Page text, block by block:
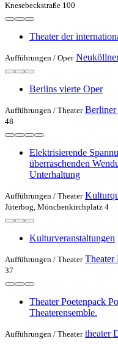
Knesebeckstraße 100
Theater der
Aufführungen / Oper
Berlins vierte Oper
Aufführungen / Theater
48
Elektrisierende
überraschenden
Unterhaltung
Aufführungen / Theater
Jüterbog, Mönchenkirchplatz 4
Kulturveranstaltungen
Aufführungen / Theater Theater
37
Theater Poetenpack
Theaterensemble.
Aufführungen / Theater theater